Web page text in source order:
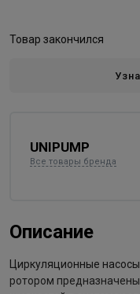
Товар закончился
UNIPUMP
Все товары бренда
Описание
Циркуляционные
ротором